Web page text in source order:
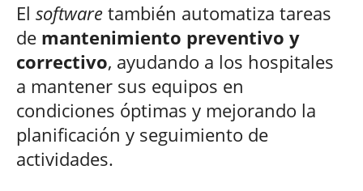
El software también automatiza tareas
de mantenimiento preventivo y
correctivo, ayudando a los hospitales
a mantener sus equipos en
condiciones óptimas y mejorando la
planificación y seguimiento de
actividades.